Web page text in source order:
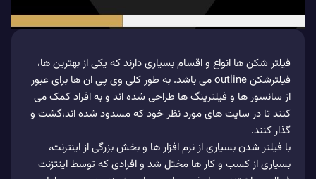
فیلتر شکن ها انواع و اقسام بسیاری دارند که یکی از بهترین ها،
فیلترشکن outline می باشد. به طور کلی وی پی ان ها برای عبور
از سانسور ها و فیلترینگ ها طراحی شده اند و به افراد کمک می
کنند تا در سایت های مورد نظر خود که مسدود شده اند،گشت و
گذار کنند.
با فیلتر شدن بسیاری از نرم افزار ها و بخش بزرگی از اینترنت،
بسیاری از کسب و کار ها مختل شد و افرادی که توسط اینتزنت